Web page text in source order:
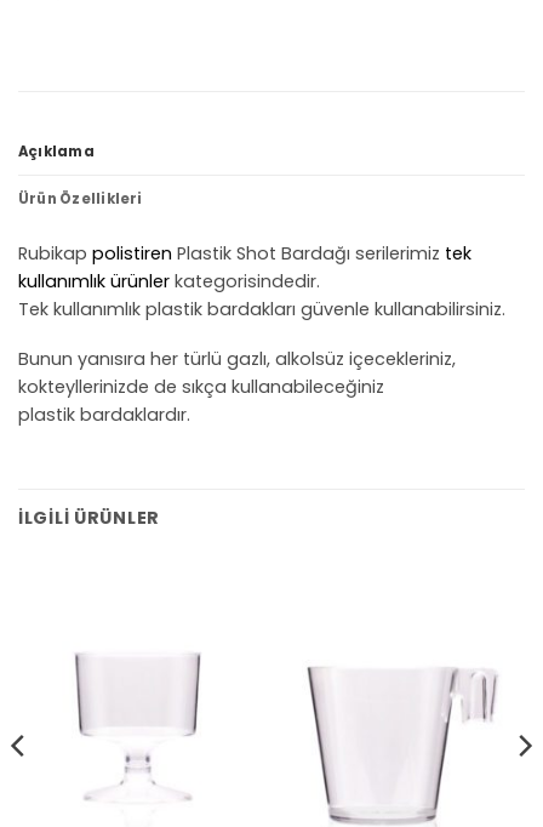
Açıklama
Ürün Özellikleri
Rubikap polistiren Plastik Shot Bardağı serilerimiz tek
kullanımlık ürünler kategorisindedir.
Tek kullanımlık plastik bardakları güvenle kullanabilirsiniz.
Bunun yanısıra her türlü gazlı, alkolsüz içecekleriniz,
kokteyllerinizde de sıkça kullanabileceğiniz
plastik bardaklardır.
İLGILI ÜRÜNLER